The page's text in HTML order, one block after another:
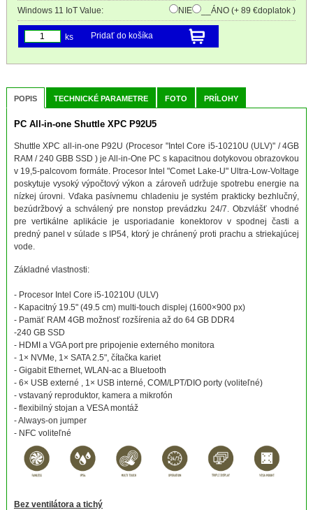
Windows 11 IoT Value: NIE __ÁNO (+ 89 €doplatok )
Pridať do košíka
ks
POPIS TECHNICKÉ PARAMETRE FOTO PRÍLOHY
PC All-in-one Shuttle XPC P92U5
Shuttle XPC all-in-one P92U (Procesor "Intel Core i5-10210U (ULV)" / 4GB
RAM / 240 GBB SSD ) je All-in-One PC s kapacitnou dotykovou obrazovkou
v 19,5-palcovom formáte. Procesor Intel "Comet Lake-U" Ultra-Low-Voltage
poskytuje vysoký výpočtový výkon a zároveň udržuje spotrebu energie na
nízkej úrovni. Vďaka pasívnemu chladeniu je systém prakticky bezhlučný,
bezúdržbový a schválený pre nonstop prevádzku 24/7. Obzvlášť vhodné
pre vertikálne aplikácie je usporiadanie konektorov v spodnej časti a
predný panel v súlade s IP54, ktorý je chránený proti prachu a striekajúcej
vode.
Základné vlastnosti:
- Procesor Intel Core i5-10210U (ULV)
- Kapacitný 19.5" (49.5 cm) multi-touch displej (1600×900 px)
- Pamäť RAM 4GB možnosť rozšírenia až do 64 GB DDR4
-240 GB SSD
- HDMI a VGA port pre pripojenie externého monitora
- 1× NVMe, 1× SATA 2.5", čítačka kariet
- Gigabit Ethernet, WLAN-ac a Bluetooth
- 6× USB externé , 1× USB interné, COM/LPT/DIO porty (voliteľné)
- vstavaný reproduktor, kamera a mikrofón
- flexibilný stojan a VESA montáž
- Always-on jumper
- NFC voliteľné
Bez ventilátora a tichý